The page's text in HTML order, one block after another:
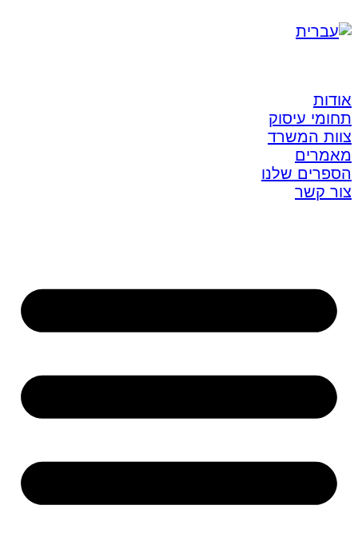
אודות
תחומי עיסוק
צוות המשרד
מאמרים
הספרים שלנו
צור קשר